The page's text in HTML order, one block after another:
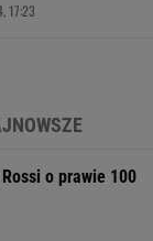
17:23
o prawie 100